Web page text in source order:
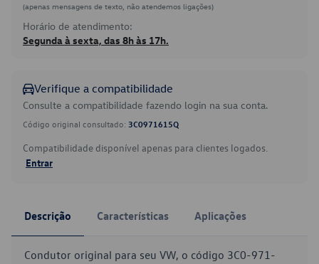
(apenas mensagens de texto, não atendemos ligações)
Horário de atendimento:
Segunda à sexta, das 8h às 17h.
Verifique a compatibilidade
Consulte a compatibilidade fazendo login na sua conta.
Código original consultado: 3C0971615Q
Compatibilidade disponível apenas para clientes logados.
Entrar
Descrição Características Aplicações
Condutor original para seu VW, o código 3C0-971-